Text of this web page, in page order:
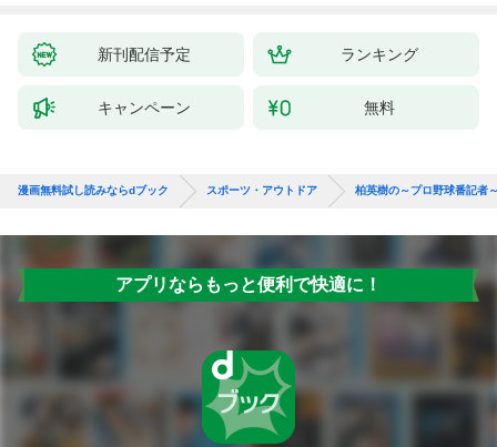
新刊配信予定 ランキング
キャンペーン 無料
漫画無料試し読みならdブック スポーツ・アウトドア 柏英樹の～プロ野球番記者
アプリならもっと便利で快適に！